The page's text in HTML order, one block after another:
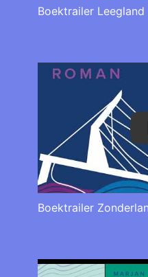
Boektrailer Leegland
Boektrailer